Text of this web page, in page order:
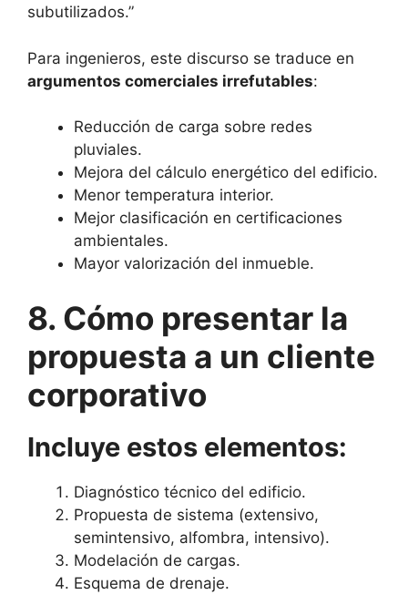
subutilizados.”
Para ingenieros, este discurso se traduce en
argumentos comerciales irrefutables:
Reducción de carga sobre redes
pluviales.
Mejora del cálculo energético del edificio.
Menor temperatura interior.
Mejor clasificación en certificaciones
ambientales.
Mayor valorización del inmueble.
8. Cómo presentar la
propuesta a un cliente
corporativo
Incluye estos elementos:
Diagnóstico técnico del edificio.
Propuesta de sistema (extensivo,
semintensivo, alfombra, intensivo).
Modelación de cargas.
Esquema de drenaje.